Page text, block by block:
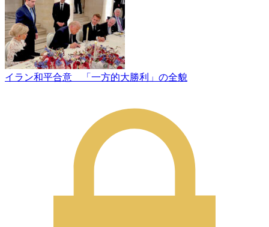
イラン和平合意 「一方的大勝利」の全貌